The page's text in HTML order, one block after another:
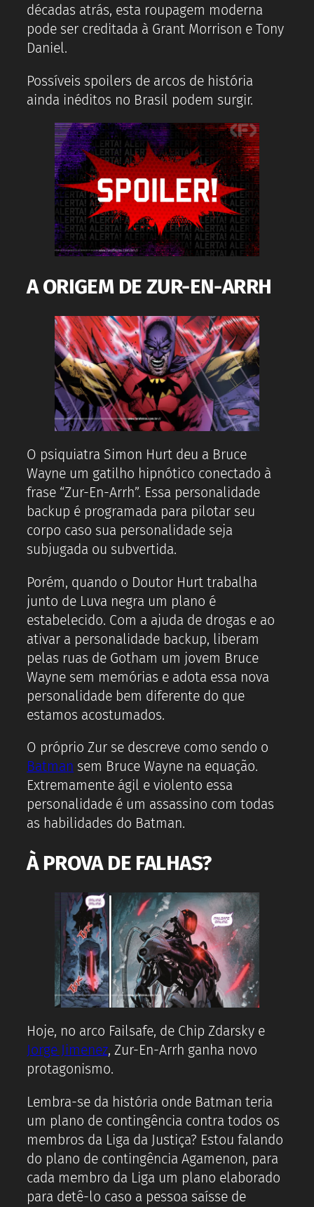
décadas atrás, esta roupagem moderna
pode ser creditada à Grant Morrison e Tony
Daniel.
Possíveis spoilers de arcos de história
ainda inéditos no Brasil podem surgir.
A ORIGEM DE ZUR-EN-ARRH
O psiquiatra Simon Hurt deu a Bruce
Wayne um gatilho hipnótico conectado à
frase “Zur-En-Arrh”. Essa personalidade
backup é programada para pilotar seu
corpo caso sua personalidade seja
subjugada ou subvertida.
Porém, quando o Doutor Hurt trabalha
junto de Luva negra um plano é
estabelecido. Com a ajuda de drogas e ao
ativar a personalidade backup, liberam
pelas ruas de Gotham um jovem Bruce
Wayne sem memórias e adota essa nova
personalidade bem diferente do que
estamos acostumados.
O próprio Zur se descreve como sendo o
Batman sem Bruce Wayne na equação.
Extremamente ágil e violento essa
personalidade é um assassino com todas
as habilidades do Batman.
À PROVA DE FALHAS?
Hoje, no arco Failsafe, de Chip Zdarsky e
Jorge Jimenez, Zur-En-Arrh ganha novo
protagonismo.
Lembra-se da história onde Batman teria
um plano de contingência contra todos os
membros da Liga da Justiça? Estou falando
do plano de contingência Agamenon, para
cada membro da Liga um plano elaborado
para detê-lo caso a pessoa saísse de